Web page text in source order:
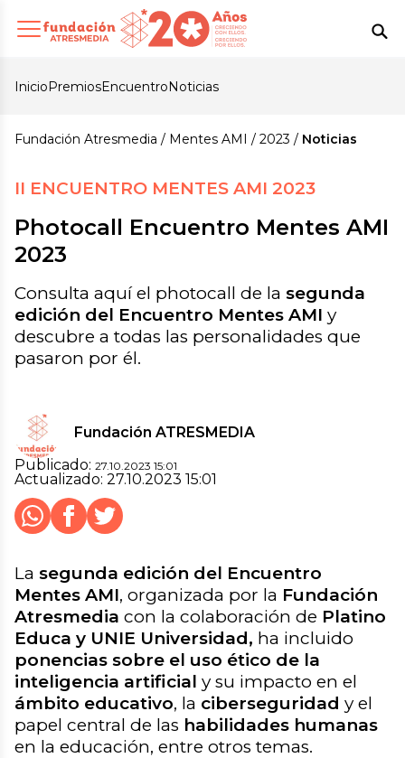
InicioPremiosEncuentroNoticias
Fundación Atresmedia Mentes AMI 2023 Noticias
II ENCUENTRO MENTES AMI 2023
Photocall Encuentro Mentes AMI
2023
Consulta aquí el photocall de la segunda
edición del Encuentro Mentes AMI y
descubre a todas las personalidades que
pasaron por él.
Fundación ATRESMEDIA
Publicado: 27.10.2023 15:01
Actualizado: 27.10.2023 15:01
Whatsapp
Facebook
Twitter
La segunda edición del Encuentro
Mentes AMI, organizada por la Fundación
Atresmedia con la colaboración de Platino
Educa y UNIE Universidad, ha incluido
ponencias sobre el uso ético de la
inteligencia artificial y su impacto en el
ámbito educativo, la ciberseguridad y el
papel central de las habilidades humanas
en la educación, entre otros temas.